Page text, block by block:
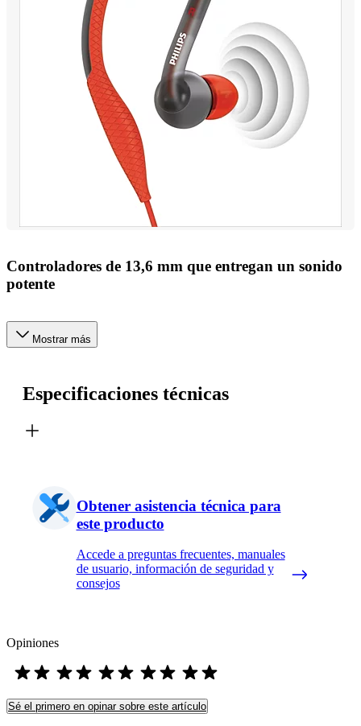
Controladores de 13,6 mm que entregan un sonido
potente
Mostrar más
Especificaciones técnicas
Obtener asistencia técnica para
este producto
Accede a preguntas frecuentes, manuales
de usuario, información de seguridad y
consejos
Opiniones
Sé el primero en opinar sobre este artículo